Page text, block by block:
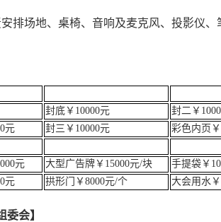
排场地、桌椅、音响及麦克风、投影仪
封底￥10000元
封二￥
元
封三￥10000元
彩色内页
元
大型广告牌￥15000元/块
手提袋￥
元
拱形门￥8000元/个 大会用水
委会】